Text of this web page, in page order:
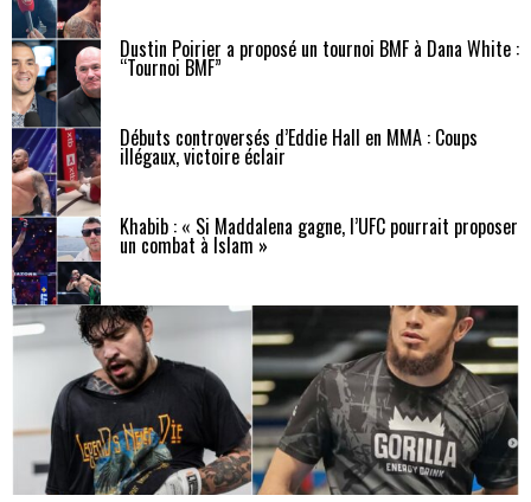
Dustin Poirier a proposé un tournoi BMF à Dana White :
“Tournoi BMF”
Débuts controversés d’Eddie Hall en MMA : Coups
illégaux, victoire éclair
Khabib : « Si Maddalena gagne, l’UFC pourrait proposer
un combat à Islam »